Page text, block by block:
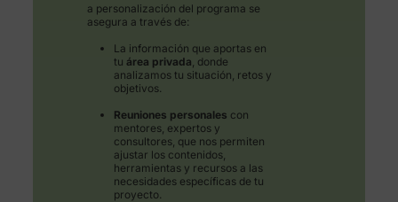
a personalización del programa se
asegura a través de:
La información que aportas en
tu área privada , donde
analizamos tu situación, retos y
objetivos.
Reuniones personales con
mentores, expertos y
consultores, que nos permiten
ajustar los contenidos,
herramientas y recursos a las
necesidades específicas de tu
proyecto.